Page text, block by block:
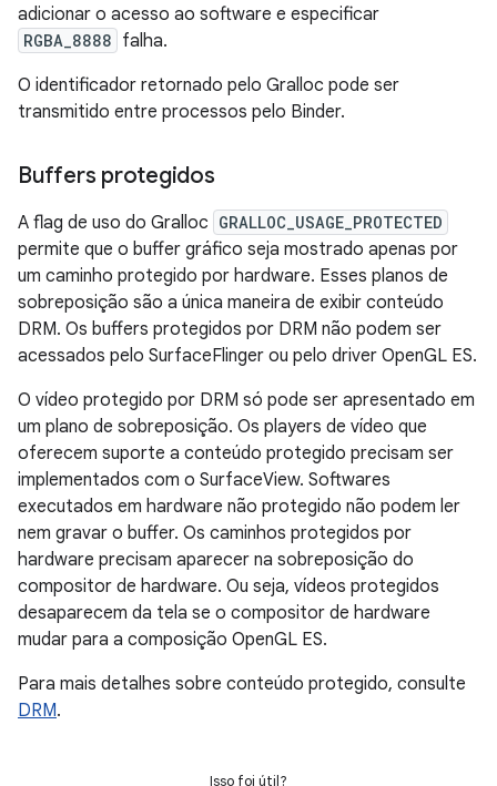
adicionar o acesso ao software e especificar
RGBA_8888 falha.
O identificador retornado pelo Gralloc pode ser
transmitido entre processos pelo Binder.
Buffers protegidos
A flag de uso do Gralloc GRALLOC_USAGE_PROTECTED
permite que o buffer gráfico seja mostrado apenas por
um caminho protegido por hardware. Esses planos de
sobreposição são a única maneira de exibir conteúdo
DRM. Os buffers protegidos por DRM não podem ser
acessados pelo SurfaceFlinger ou pelo driver OpenGL ES.
O vídeo protegido por DRM só pode ser apresentado em
um plano de sobreposição. Os players de vídeo que
oferecem suporte a conteúdo protegido precisam ser
implementados com o SurfaceView. Softwares
executados em hardware não protegido não podem ler
nem gravar o buffer. Os caminhos protegidos por
hardware precisam aparecer na sobreposição do
compositor de hardware. Ou seja, vídeos protegidos
desaparecem da tela se o compositor de hardware
mudar para a composição OpenGL ES.
Para mais detalhes sobre conteúdo protegido, consulte
DRM.
Isso foi útil?